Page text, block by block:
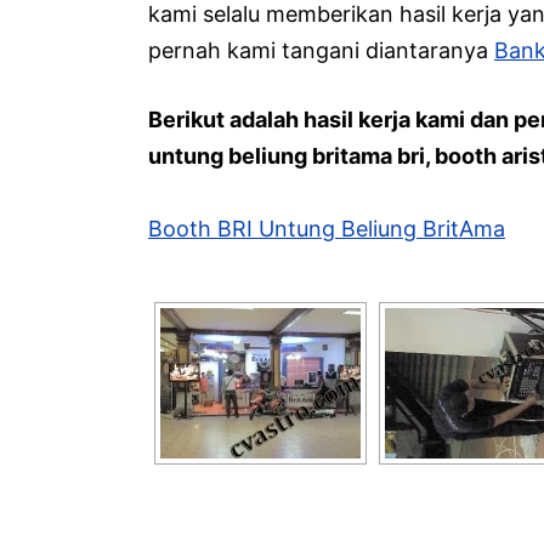
kami selalu memberikan hasil kerja
pernah kami tangani diantaranya
Berikut adalah hasil kerja kami dan
untung beliung britama bri, booth
Booth BRI Untung Beliung BritAma